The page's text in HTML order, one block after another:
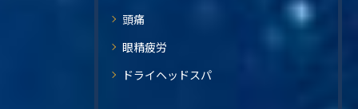
頭痛
眼精疲労
ドライヘッドスパ